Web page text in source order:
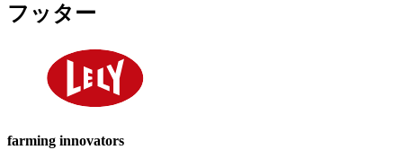
フッター
farming innovators